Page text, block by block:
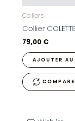
Colliers
Collier COLETTE
79,00 €
AJOUTER AU